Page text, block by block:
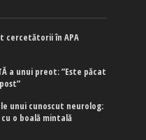
cercetătorii în APA
a unui preot: ”Este păcat
unui cunoscut neurolog:
o boală mintală